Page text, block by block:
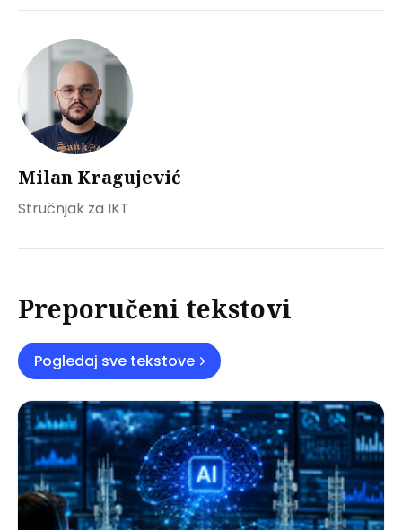
Milan Kragujević
Stručnjak za IKT
Preporučeni tekstovi
Pogledaj sve tekstove